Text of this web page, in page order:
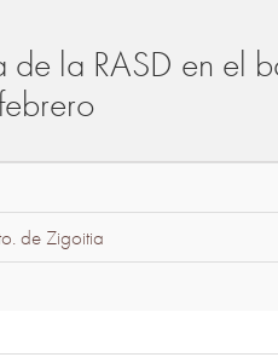
la RASD en el
de Zigoitia